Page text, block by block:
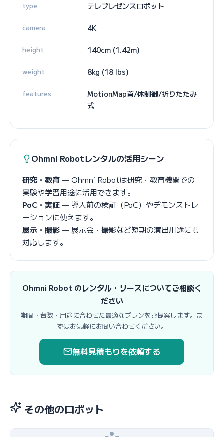
type テレプレゼンスロボット
camera 4K
height 140cm (1.42m)
weight 8kg (18 lbs)
features
MotionMap首/体制御/折りたたみ
式
Ohmni Robotレンタルの活用シーン
研究・教育— Ohmni Robotは研究・教育機関での
実験や学習用途に活用できます。
PoC・実証— 導入前の検証（PoC）やデモンストレ
ーションに使えます。
展示・撮影— 展示会・撮影など短期の演出用途にも
対応します。
Ohmni Robot のレンタル・リースについてご相談く
ださい
期間・台数・用途に合わせた最適なプランをご提案します。ま
ずはお気軽にお問い合わせください。
無料見積もりを依頼する
その他のロボット